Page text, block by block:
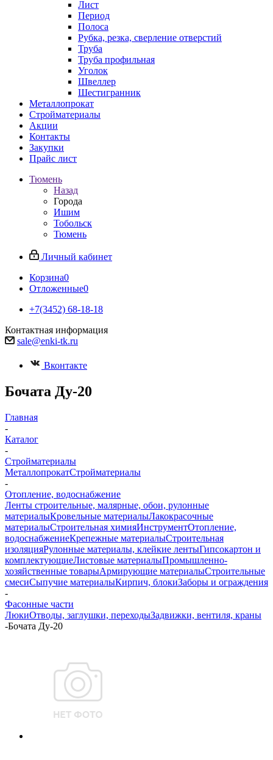
Лист
Период
Полоса
Рубка, резка, сверление отверстий
Труба
Труба профильная
Уголок
Швеллер
Шестигранник
Металлопрокат
Стройматериалы
Акции
Контакты
Закупки
Прайс лист
Тюмень
Назад
Города
Ишим
Тобольск
Тюмень
Личный кабинет
Корзина0
Отложенные0
+7(3452) 68-18-18
Контактная информация
sale@enki-tk.ru
Вконтакте
Бочата Ду-20
Главная
-
Каталог
-
Стройматериалы
МеталлопрокатСтройматериалы
-
Отопление, водоснабжение
Ленты строительные, малярные, обои, рулонные
материалыКровельные материалыЛакокрасочные
материалыСтроительная химияИнструментОтопление,
водоснабжениеКрепежные материалыСтроительная
изоляцияРулонные материалы, клейкие лентыГипсокартон и
комплектующиеЛистовые материалыПромышленно-
хозяйственные товарыАрмирующие материалыСтроительные
смесиСыпучие материалыКирпич, блокиЗаборы и ограждения
-
Фасонные части
ЛюкиОтводы, заглушки, переходыЗадвижки, вентиля, краны
-Бочата Ду-20